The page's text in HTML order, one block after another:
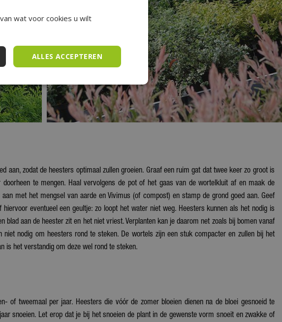
aan, zodat de heesters optimaal zullen groeien. Graaf een ruim gat dat twee keer zo groot is
te mengen. Haal vervolgens de pot of het gaas van de wortelkluit af en maak de
met het mengsel van aarde en Vivimus (of compost) en stamp de grond goed aan. Geef
eventueel een geultje: zo loopt het water niet weg. Heesters kunnen als het nodig is
aan de heester zit en het niet vriest. Verplanten kan je daarom net zoals bij bomen vanaf
nodig om heesters rond te steken. De wortels zijn een stuk compacter en zullen bij het
is het verstandig om deze wel rond te steken.
of tweemaal per jaar. Heesters die vóór de zomer bloeien dienen na de bloei gesnoeid te
snoeien. Let erop dat je bij het snoeien de plant in de gewenste vorm snoeit en zwakke of
wat voor cookies u wilt
ALLES ACCEPTEREN